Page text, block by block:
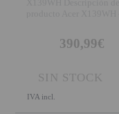
390,99€
SIN STOCK
IVA incl.